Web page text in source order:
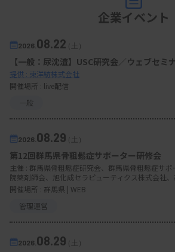
企業イベント
2026. 08.22（土）
【一般：尿沈渣】USC研究会／ウェブセミ
提供 : 東洋紡株式会社
開催場所 : live配信
一般
2026. 08.29（土）
第12回群馬県骨粗鬆症サポーター研修会
主催 : 群馬県骨粗鬆症研究会、群馬県骨粗鬆症サ
院薬剤師会、旭化成セラピューティクス株式会社
開催場所 : 群馬県 | WEB
管理運営
2026. 08.29（土）